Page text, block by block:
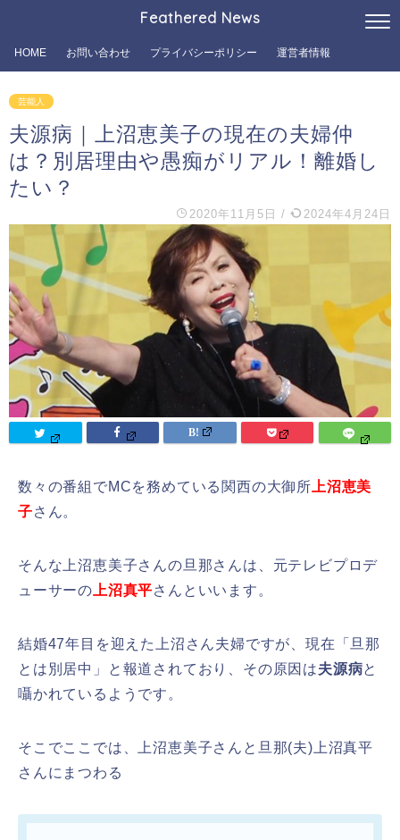
Feathered News
HOME お問い合わせ プライバシーポリシー 運営者情報
芸能人
夫源病｜上沼恵美子の現在の夫婦仲
は？別居理由や愚痴がリアル！離婚し
たい？
2020年11月5日 / 2024年4月24日
数々の番組でMCを務めている関西の大御所 上沼恵美
子さん。
そんな上沼恵美子さんの旦那さんは、元テレビプロデ
ューサーの 上沼真平さんといいます。
結婚47年目を迎えた上沼さん夫婦ですが、現在「旦那
とは別居中」と報道されており、その原因は夫源病と
囁かれているようです。
そこでここでは、上沼恵美子さんと旦那(夫)上沼真平
さんにまつわる